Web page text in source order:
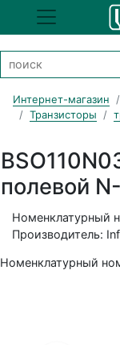
Интернет-магазин
Транзисторы
полевой
Номенклатурный
Производитель:
Номенклатурный